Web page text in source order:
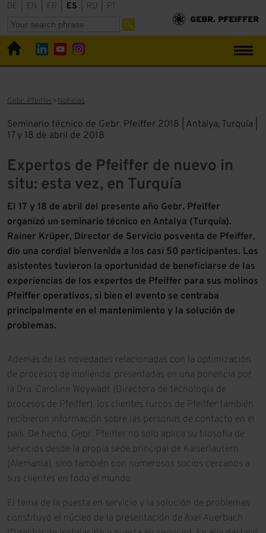
DE EN FR ES RU PT
Gebr. Pfeiffer Noticias
Seminario técnico de Gebr. Pfeiffer 2018 | Antalya, Turquía |
17 y 18 de abril de 2018
Expertos de Pfeiffer de nuevo in
situ: esta vez, en Turquía
El 17 y 18 de abril del presente año Gebr. Pfeiffer
organizó un seminario técnico en Antalya (Turquía).
Rainer Krüper, Director de Servicio posventa de Pfeiffer,
dio una cordial bienvenida a los casi 50 participantes. Los
asistentes tuvieron la oportunidad de beneficiarse de las
experiencias de los expertos de Pfeiffer para sus molinos
Pfeiffer operativos, si bien el evento se centraba
principalmente en el mantenimiento y la solución de
problemas.
Además de las novedades relacionadas con la optimización
de procesos de molienda, presentadas en una ponencia por
la Dra. Caroline Woywadt (Directora de tecnología de
procesos de Pfeiffer), los clientes turcos de Pfeiffer también
recibieron información sobre las personas de contacto en el
país. De hecho, Gebr. Pfeiffer no solo aplica su filosofía de
servicios desde la propia sede principal de Kaiserlautern
(Alemania), sino también con numerosos socios cercanos a
sus clientes en todo el mundo.
El tema de la puesta en servicio y la solución de problemas
constituyó el núcleo de la presentación de Axel Auerbach